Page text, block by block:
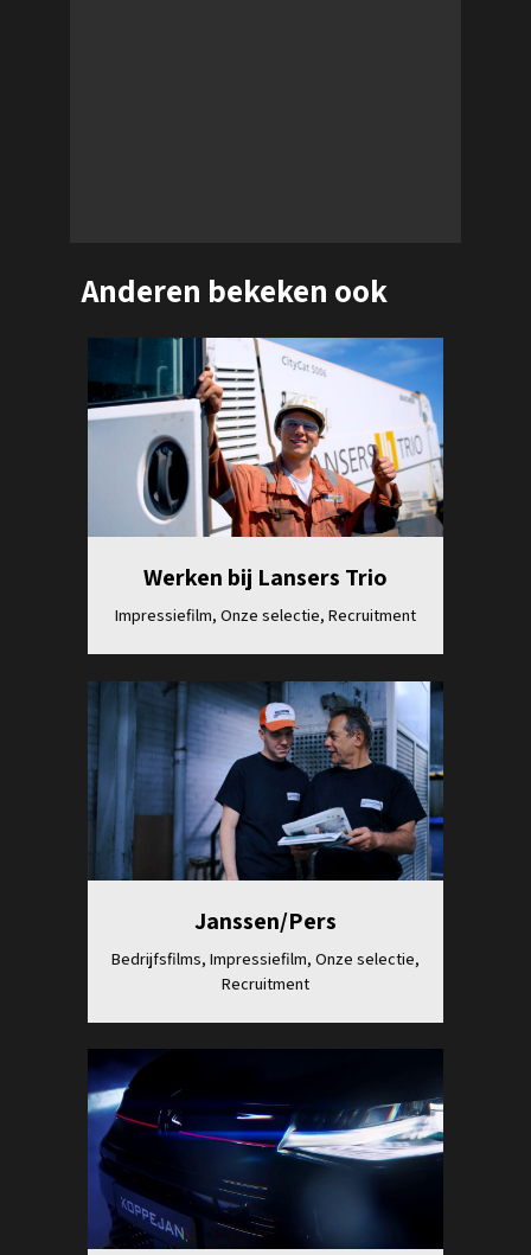
Anderen bekeken ook
Bekijk
Werken bij Lansers Trio
Impressiefilm, Onze selectie, Recruitment
Bekijk
Janssen/Pers
Bedrijfsfilms, Impressiefilm, Onze selectie,
Recruitment
Bekijk